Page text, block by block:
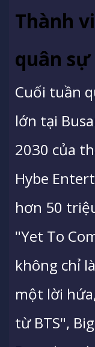
Thành
quân
Cuối tuần
lớn tại
2030 của
Hybe
hơn 50
"Yet To
không chỉ
một lời
từ BTS",